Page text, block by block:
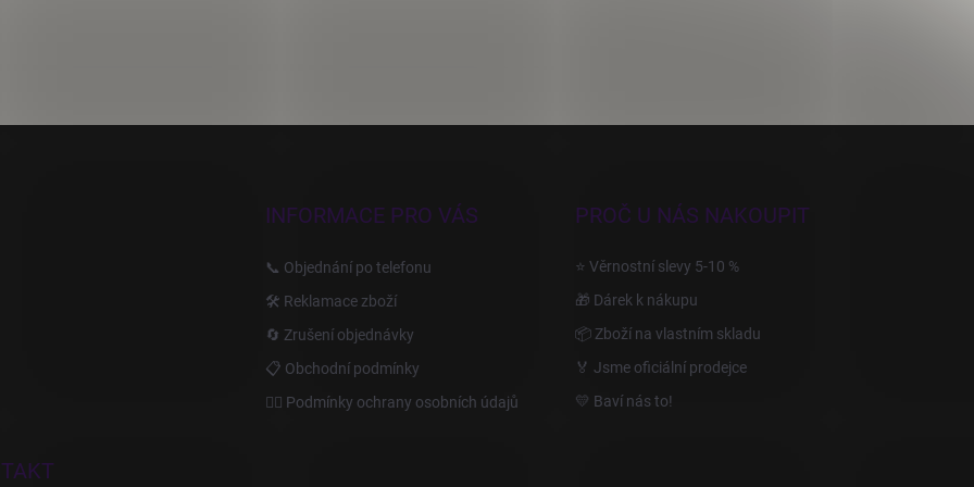
INFORMACE PRO VÁS
📞 Objednání po telefonu
🛠️ Reklamace zboží
🔄 Zrušení objednávky
📋 Obchodní podmínky
🙆‍♂️ Podmínky ochrany osobních údajů
PROČ U NÁS NAKOUPIT
⭐ Věrnostní slevy 5-10 %
🎁 Dárek k nákupu
📦 Zboží na vlastním skladu
🏅 Jsme oficiální prodejce
💛 Baví nás to!